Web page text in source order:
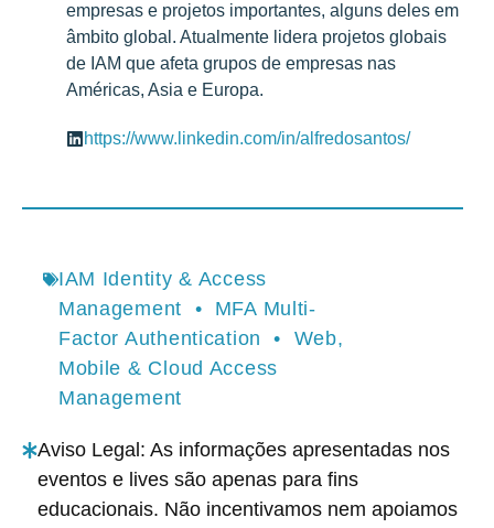
empresas e projetos importantes, alguns deles em
âmbito global. Atualmente lidera projetos globais
de IAM que afeta grupos de empresas nas
Américas, Asia e Europa.
https://www.linkedin.com/in/alfredosantos/
IAM Identity & Access
Management • MFA Multi-
Factor Authentication
• Web,
Mobile & Cloud Access
Management
Aviso Legal: As informações apresentadas nos
eventos e lives são apenas para fins
educacionais. Não incentivamos nem apoiamos